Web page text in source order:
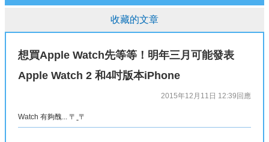
收藏的文章
想買Apple Watch先等等！明年三月可能發表
Apple Watch 2 和4吋版本iPhone
2015年12月11日 12:39 回應
Watch 有夠醜... 〒ˍ〒